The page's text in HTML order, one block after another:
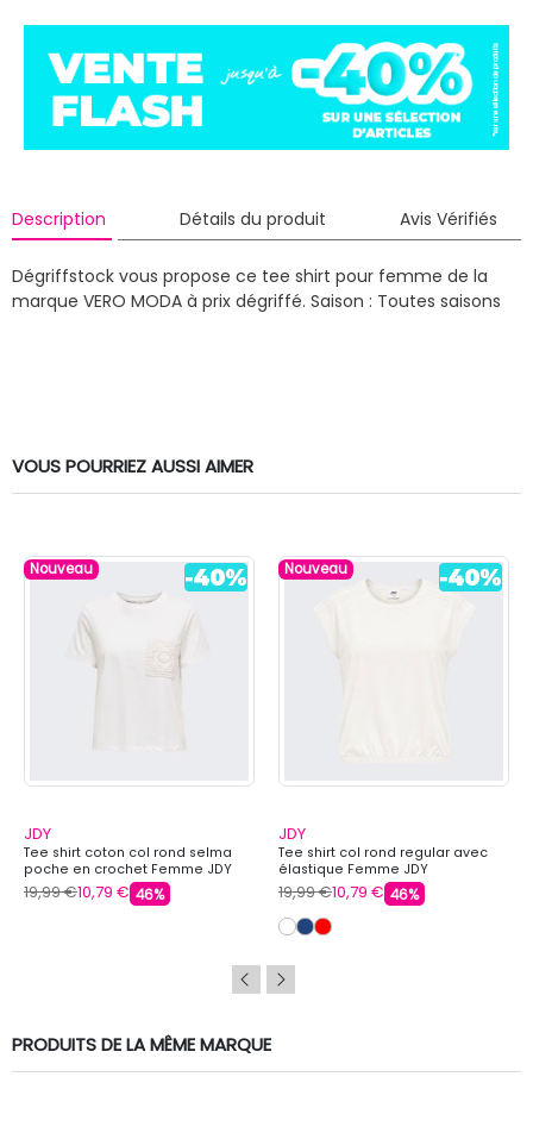
Description Détails du produit Avis Vérifiés
Dégriffstock vous propose ce tee shirt pour femme de la
marque VERO MODA à prix dégriffé. Saison : Toutes saisons
VOUS POURRIEZ AUSSI AIMER
Nouveau
JDY
Tee shirt coton col rond selma
poche en crochet Femme JDY
19,99 €10,79 € 46%
Nouveau
JDY
Tee shirt col rond regular avec
élastique Femme JDY
19,99 €10,79 € 46%
PRODUITS DE LA MÊME MARQUE